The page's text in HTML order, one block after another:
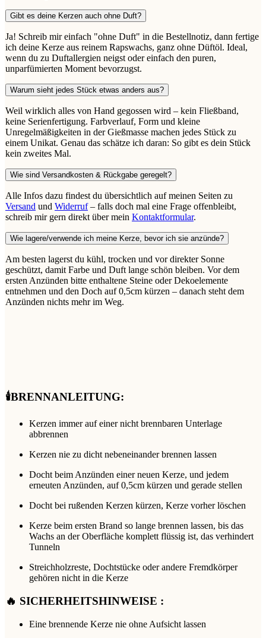
Gibt es deine Kerzen auch ohne Duft?
Ja! Schreib mir einfach "ohne Duft" in die Bestellnotiz, dann fertige
ich deine Kerze aus reinem Rapswachs, ganz ohne Düftöl. Ideal,
wenn du zu Duftallergien neigst oder einfach den puren,
unparfümierten Moment bevorzugst.
Warum sieht jedes Stück etwas anders aus?
Weil wirklich alles von Hand gegossen wird – kein Fließband,
keine Serienfertigung. Farbverlauf, Form und kleine
Unregelmäßigkeiten in der Gießmasse machen jedes Stück zu
einem Unikat. Genau das schätze ich daran: So gibt es dein Stück
kein zweites Mal.
Wie sind Versandkosten & Rückgabe geregelt?
Alle Infos dazu findest du übersichtlich auf meinen Seiten zu
Versand und Widerruf– falls doch mal eine Frage offenbleibt,
schreib mir gern direkt über mein Kontaktformular.
Wie lagere/verwende ich meine Kerze, bevor ich sie anzünde?
Am besten lagerst du kühl, trocken und vor direkter Sonne
geschützt, damit Farbe und Duft lange schön bleiben. Vor dem
ersten Anzünden bitte enthaltene Steine oder Dekoelemente
entnehmen und den Doch auf 0,5cm kürzen – danach steht dem
Anzünden nichts mehr im Weg.
🕯️BRENNANLEITUNG:
Kerzen immer auf einer nicht brennbaren Unterlage
abbrennen
Kerzen nie zu dicht nebeneinander brennen lassen
Docht beim Anzünden einer neuen Kerze, und jedem
erneuten Anzünden, auf 0,5cm kürzen und gerade stellen
Docht bei rußenden Kerzen kürzen, Kerze vorher löschen
Kerze beim ersten Brand so lange brennen lassen, bis das
Wachs an der Oberfläche komplett flüssig ist, das verhindert
Tunneln
Streichholzreste, Dochtstücke oder andere Fremdkörper
gehören nicht in die Kerze
🔥 SICHERHEITSHINWEISE :
Eine brennende Kerze nie ohne Aufsicht lassen